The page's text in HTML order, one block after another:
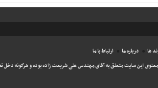
ها درباره ما
ارتباط با ما
این سایت متعلق به آقای مهندس علی شریعت زاده بوده و هرگونه دخل